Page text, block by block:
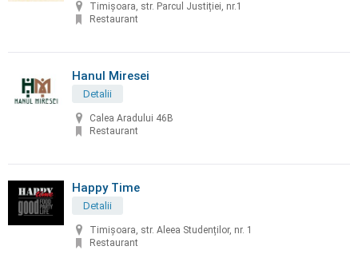
Timișoara, str. Parcul Justiției, nr.1
Restaurant
Hanul Miresei
Detalii
Calea Aradului 46B
Restaurant
Happy Time
Detalii
Timișoara, str. Aleea Studenților, nr. 1
Restaurant